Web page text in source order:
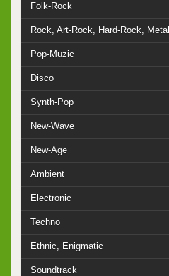
Folk-Rock
Rock, Art-Rock, Hard-Rock, Metal
Pop-Muzic
Disco
Synth-Pop
New-Wave
New-Age
Ambient
Electronic
Techno
Ethnic, Enigmatic
Soundtrack